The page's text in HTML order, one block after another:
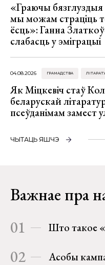
«Граючы
мы можам страціць
ёсць»: Ганна
слабасць у эміграцыі
04.08.2026 ГРАМАДСТВА
Як Міцкевіч стаў
беларускай
псеўданімам замест
ЧЫТАЦЬ ЯШЧЭ
Важнае пра
01 Што такое
02 Асобы